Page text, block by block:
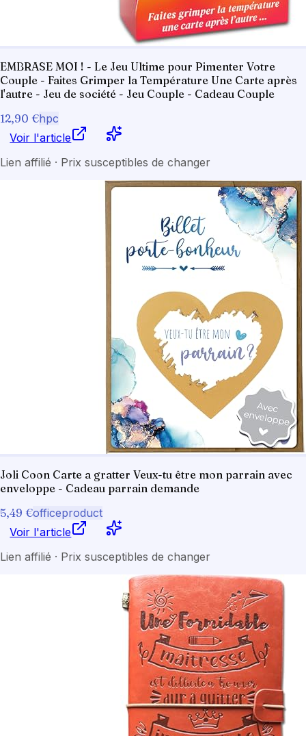
EMBRASE MOI ! - Le Jeu Ultime pour Pimenter Votre
Couple - Faites Grimper la Température Une Carte après
l'autre - Jeu de société - Jeu Couple - Cadeau Couple
12,90 €hpc
Voir l'article
Lien affilié · Prix susceptibles de changer
Joli Coon Carte a gratter Veux-tu être mon parrain avec
enveloppe - Cadeau parrain demande
5,49 €officeproduct
Voir l'article
Lien affilié · Prix susceptibles de changer